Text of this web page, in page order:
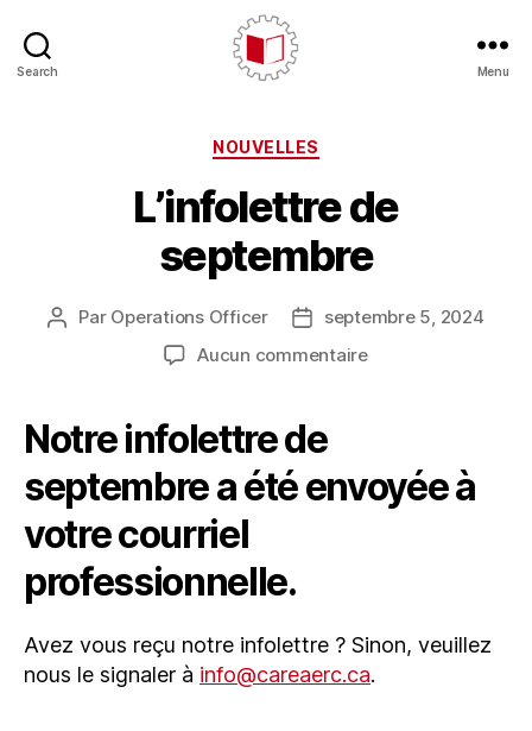
Search Menu
Catégories
NOUVELLES
L’infolettre de
septembre
Auteur
Par Operations Officer
Dateseptembre 5, 2024
Aucun commentairesur
Notre infolettre de
septembre a été envoyée à
votre courriel
professionnelle.
Avez vous reçu notre infolettre ? Sinon, veuillez
nous le signaler à info@careaerc.ca.